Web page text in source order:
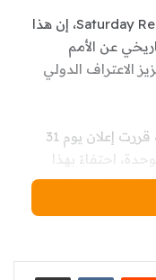
وقال هلال، خلال ظهوره في برنامج Saturday Report، إن هذا
عن الأمم
الاعتراف الدولي
وأضاف الدبلوماسي المغربي أن المملكة قررت إعلان يوم 31
احتفاءً بهذا
قضية الصحراء.